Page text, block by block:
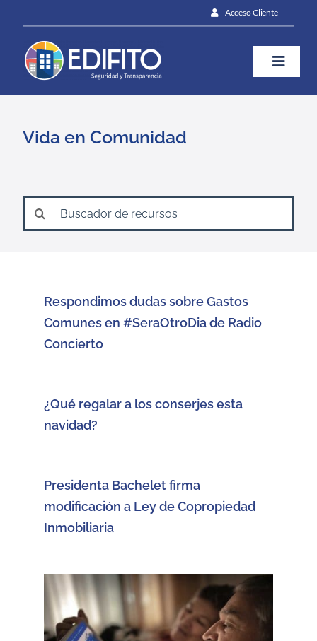
content
Acceso Cliente
Toggle
Blog
Contáctanos
Vida en Comunidad
Respondimos dudas sobre Gastos
Comunes en #SeraOtroDia de Radio
Concierto
¿Qué regalar a los conserjes esta
navidad?
Presidenta Bachelet firma
modificación a Ley de Copropiedad
Inmobiliaria